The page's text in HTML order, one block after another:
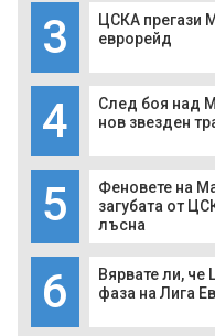
3
ЦСКА прегази
еврорейд
4
След боя над
нов звезден
5
Феновете на
загубата от
лъсна
6
Вярвате ли,
фаза на Лига